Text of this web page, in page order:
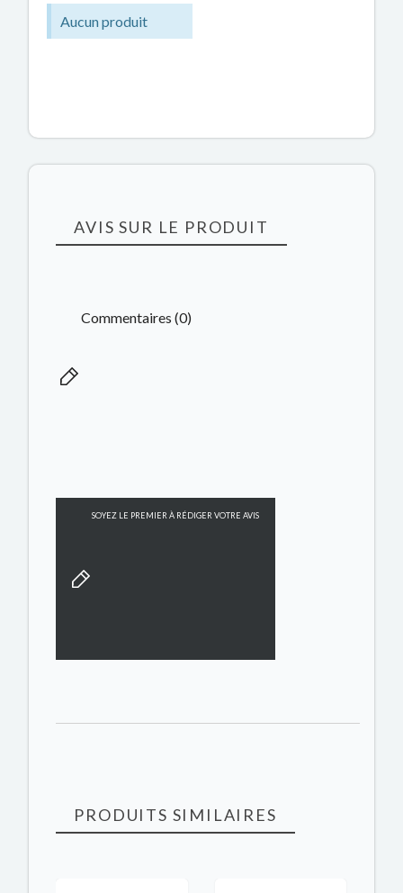
Aucun produit
AVIS SUR LE PRODUIT
Commentaires (0)
SOYEZ LE PREMIER À RÉDIGER VOTRE AVIS
PRODUITS SIMILAIRES